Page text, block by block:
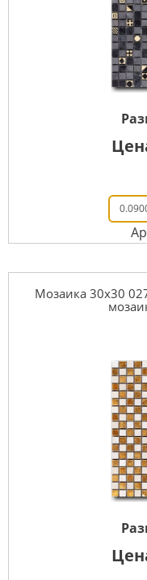
Мозаика 30x30